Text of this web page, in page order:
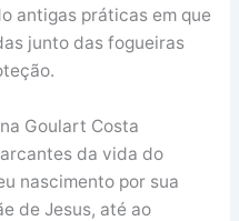
antigas práticas em que
junto das fogueiras
Goulart Costa
da vida do
nascimento por sua
de Jesus, até ao